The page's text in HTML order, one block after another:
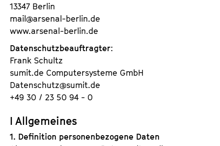
13347 Berlin
mail@arsenal-berlin.de
www.arsenal-berlin.de
Datenschutzbeauftragter:
Frank Schultz
sumit.de Computersysteme GmbH
Datenschutz@sumit.de
+49 30 / 23 50 94 - 0
I Allgemeines
1. Definition personenbezogene Daten